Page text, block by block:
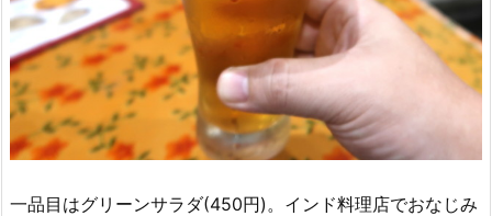
一品目はグリーンサラダ(450円)。インド料理店でおなじみ